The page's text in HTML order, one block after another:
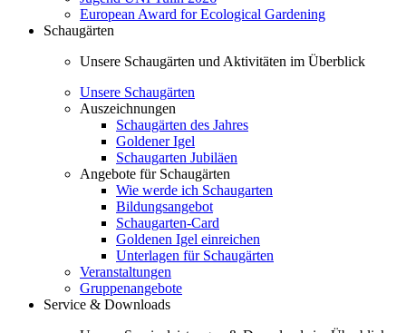
European Award for Ecological Gardening
Schaugärten
Unsere Schaugärten und Aktivitäten im Überblick
Unsere Schaugärten
Auszeichnungen
Schaugärten des Jahres
Goldener Igel
Schaugarten Jubiläen
Angebote für Schaugärten
Wie werde ich Schaugarten
Bildungsangebot
Schaugarten-Card
Goldenen Igel einreichen
Unterlagen für Schaugärten
Veranstaltungen
Gruppenangebote
Service & Downloads